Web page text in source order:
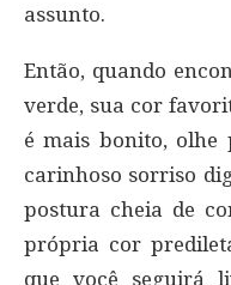
assunto.
Então, quando
verde, sua cor
é mais bonito, olhe
carinhoso sorriso
postura cheia de
própria cor
que você seguirá